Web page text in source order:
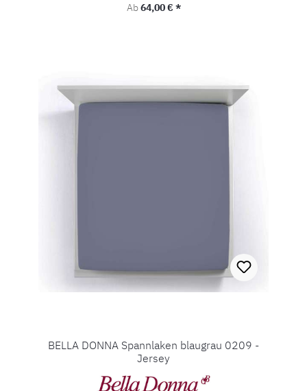
Regulärer Preis:
Ab64,00 € *
BELLA DONNA Spannlaken blaugrau 0209 -
Jersey